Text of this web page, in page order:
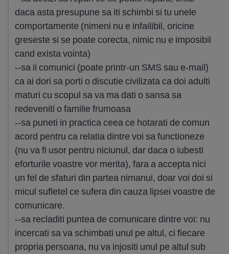
daca asta presupune sa iti schimbi si tu unele
comportamente (nimeni nu e infailibil, oricine
greseste si se poate corecta, nimic nu e imposibil
cand exista vointa)
--sa ii comunici (poate printr-un SMS sau e-mail)
ca ai dori sa porti o discutie civilizata ca doi adulti
maturi cu scopul sa va ma dati o sansa sa
redeveniti o familie frumoasa
--sa puneti in practica ceea ce hotarati de comun
acord pentru ca relatia dintre voi sa functioneze
(nu va fi usor pentru niciunul, dar daca o iubesti
eforturile voastre vor merita), fara a accepta nici
un fel de sfaturi din partea nimanui, doar voi doi si
micul sufletel ce sufera din cauza lipsei voastre de
comunicare.
--sa recladiti puntea de comunicare dintre voi: nu
incercati sa va schimbati unul pe altul, ci fiecare
propria persoana, nu va injositi unul pe altul sub